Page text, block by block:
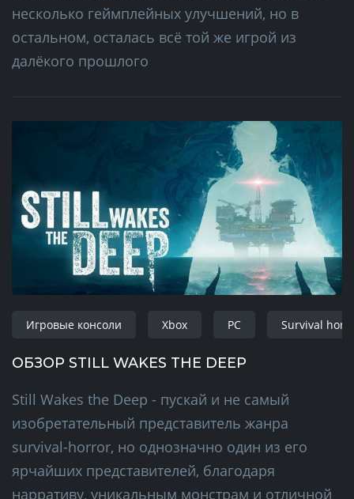
несколько геймплейных улучшений, но в
остальном, осталась всё той же игрой из
далёкого прошлого
Игровые консоли Xbox PC Survival
ОБЗОР STILL WAKES THE DEEP
Still Wakes the Deep - пускай и не самый
изобретательный представитель жанра
survival-horror, но однозначно один из его
ярчайших представителей, благодаря
нарративу, уникальным монстрам и отличной